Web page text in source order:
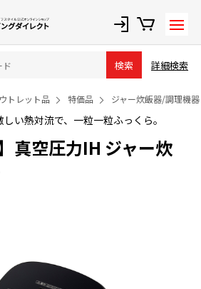
検索 詳細検索
トレット品 特価品 ジャー炊飯器/調理機器
しい熱対流で、一粒一粒ふっくら。
真空圧力IH ジャー炊